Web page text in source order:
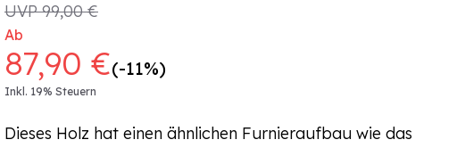
UVP99,00 €
Ab
87,90 €(-11%)
Inkl. 19% Steuern
Dieses Holz hat einen ähnlichen Furnieraufbau wie das